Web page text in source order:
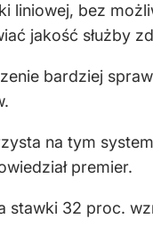
liniowej, bez
jakość służby
bardziej
na tym
premier.
32 proc.